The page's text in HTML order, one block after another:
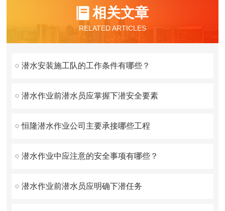
相关文章
RELATED ARTICLES
潜水安装施工队的工作条件有哪些？
潜水作业前潜水员应掌握下潜安全要素
恒隆潜水作业公司主要承接哪些工程
潜水作业中应注意的安全事项有哪些？
潜水作业前潜水员应明确下潜任务